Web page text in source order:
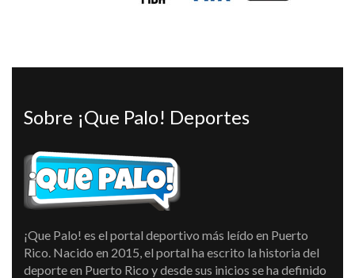
Sobre ¡Que Palo! Deportes
¡Que Palo! es el portal deportivo más leído en Puerto
Rico. Nacido en 2015, el portal ha escrito la historia del
deporte en Puerto Rico y desde sus inicios se ha definido